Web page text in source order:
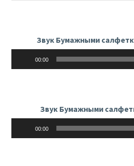
Звук Бумажными
00:00
Звук Бумажными
00:00